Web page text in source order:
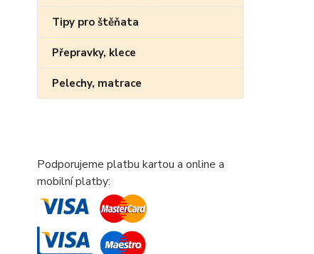
Tipy pro štěňata
Přepravky, klece
Pelechy, matrace
Podporujeme platbu kartou a online a
mobilní platby: